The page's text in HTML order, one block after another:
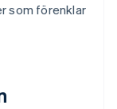
som förenklar